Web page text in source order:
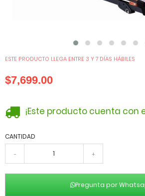
ESTE PRODUCTO LLEGA ENTRE 3 Y 7 DÍAS HÁBILES
$7,699.00
¡Este producto cuenta con
CANTIDAD
- +
Pregunta por